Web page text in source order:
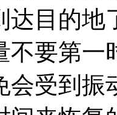
达目的地
不要第一
会受到振